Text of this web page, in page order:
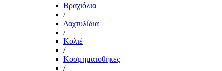
Βραχιόλια
/
Δαχτυλίδια
/
Κολιέ
/
Κοσμηματοθήκες
/